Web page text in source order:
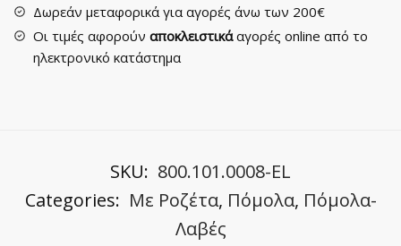
No
Z-
013
Δωρεάν μεταφορικά για αγορές άνω των 200€
Οι τιμές αφορούν αποκλειστικάαγορές online από το
ηλεκτρονικό κατάστημα
SKU: 800.101.0008-EL
Categories: Με Ροζέτα, Πόμολα, Πόμολα-
Λαβές